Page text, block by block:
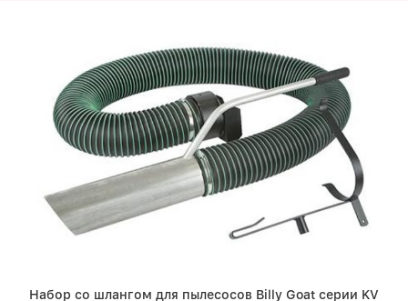
Набор со шлангом для пылесосов Billy Goat серии KV